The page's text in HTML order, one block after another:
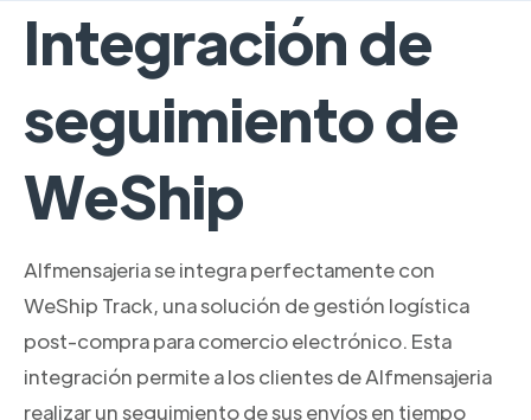
Integración de
seguimiento de
WeShip
Alfmensajeria se integra perfectamente con
WeShip Track, una solución de gestión logística
post-compra para comercio electrónico. Esta
integración permite a los clientes de Alfmensajeria
realizar un seguimiento de sus envíos en tiempo